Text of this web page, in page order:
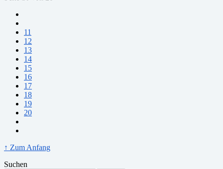
11
12
13
14
15
16
17
18
19
20
↑ Zum Anfang
Suchen